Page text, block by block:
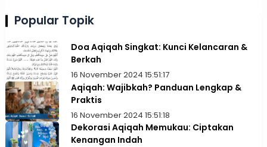
Popular Topik
Doa Aqiqah Singkat: Kunci Kelancaran &
Berkah
16 November 2024 15:51:17
Aqiqah: Wajibkah? Panduan Lengkap &
Praktis
16 November 2024 15:51:18
Dekorasi Aqiqah Memukau: Ciptakan
Kenangan Indah